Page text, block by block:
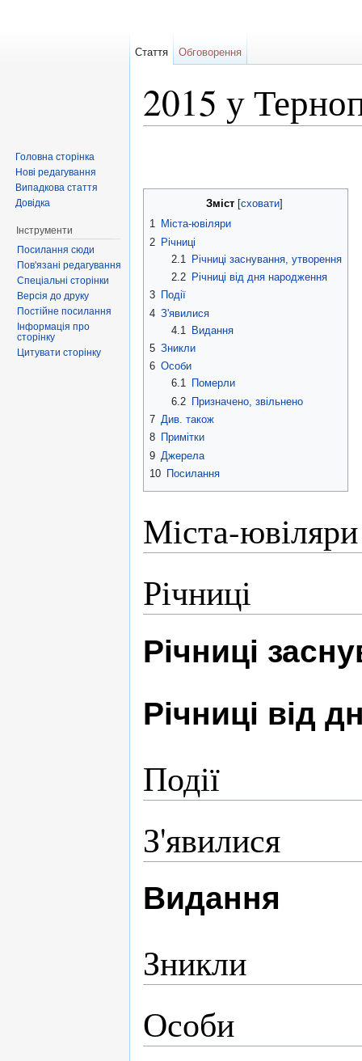
2015 у
Зміст[ сховати]
1 Міста-ювіляри
2 Річниці
2.1
Річниці заснування, утворення
2.2
Річниці від дня народження
3 Події
4 З'явилися
4.1
Видання
5 Зникли
6 Особи
6.1
Померли
6.2 Призначено, звільнено
7 Див. також
8 Примітки
9 Джерела
10 Посилання
Міста-ювіляри
Річниці
Річниці
Річниці від
Події
З'явилися
Видання
Зникли
Особи
Стаття Обговорення
Головна сторінка
Нові редагування
Випадкова стаття
Довідка
Інструменти
Посилання сюди
Пов'язані редагування
Спеціальні сторінки
Версія до друку
Постійне посилання
Інформація про
сторінку
Цитувати сторінку